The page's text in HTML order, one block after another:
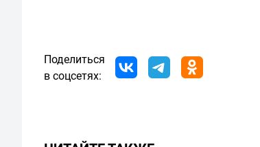
Поделиться
в соцсетях: